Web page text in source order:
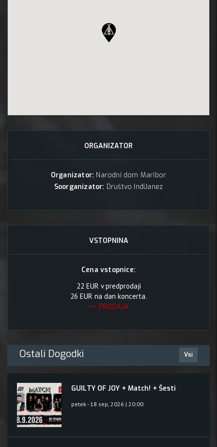
ORGANIZATOR
Organizator: Narodni dom Maribor
Soorganizator: Društvo IndiJanez
VSTOPNINA
Cena vstopnice:
22 EUR v predprodaji
26 EUR na dan koncerta.
>> PRODAJA
Ostali Dogodki Vsi
GUILTY OF JOY + Match! + Šesti
petek - 18 sep, 2026 | 20:00